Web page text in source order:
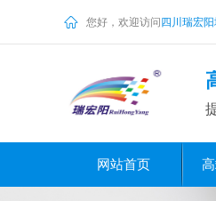
您好，欢迎访问 四川瑞宏
网站首页